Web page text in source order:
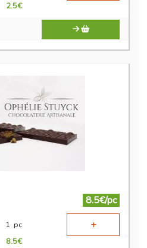
2.5€
8.5€/pc
1 pc +
8.5€